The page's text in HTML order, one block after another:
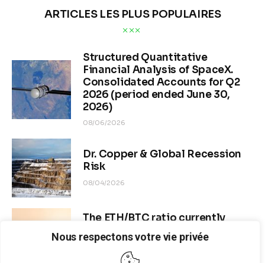
Nous respectons votre vie privée
ARTICLES LES PLUS POPULAIRES
Structured Quantitative
Financial Analysis of SpaceX.
Consolidated Accounts for Q2
2026 (period ended June 30,
2026)
08/06/2026
Dr. Copper & Global Recession
Risk
08/04/2026
The ETH/BTC ratio currently
stands at approximately 0.0292–
0.0293
08/04/2026